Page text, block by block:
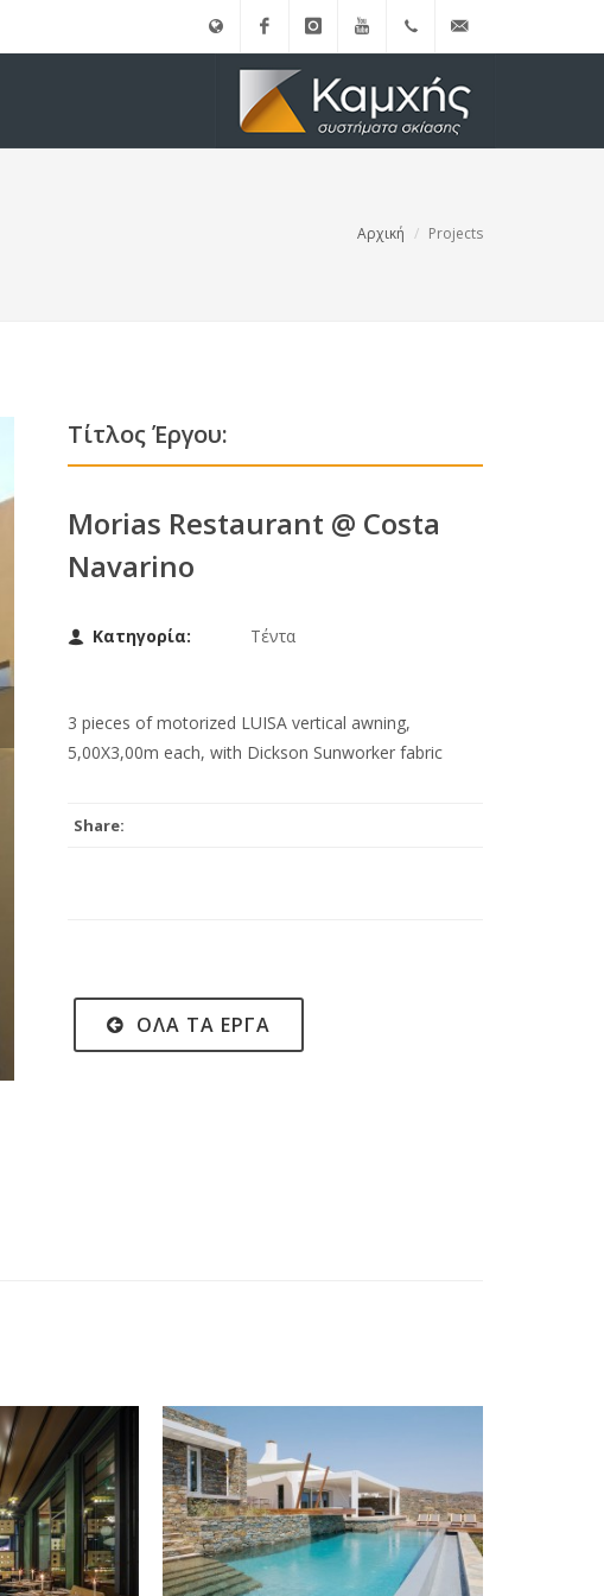
FacebookinstagramYoutube (+30)
210.3455761
info@kamxis.gr
Αρχική Projects
Τίτλος Έργου:
Morias Restaurant @ Costa
Navarino
Κατηγορία: Τέντα
3 pieces of motorized LUISA vertical awning,
5,00X3,00m each, with Dickson Sunworker fabric
Share:
ΌΛΑ ΤΑ ΈΡΓΑ